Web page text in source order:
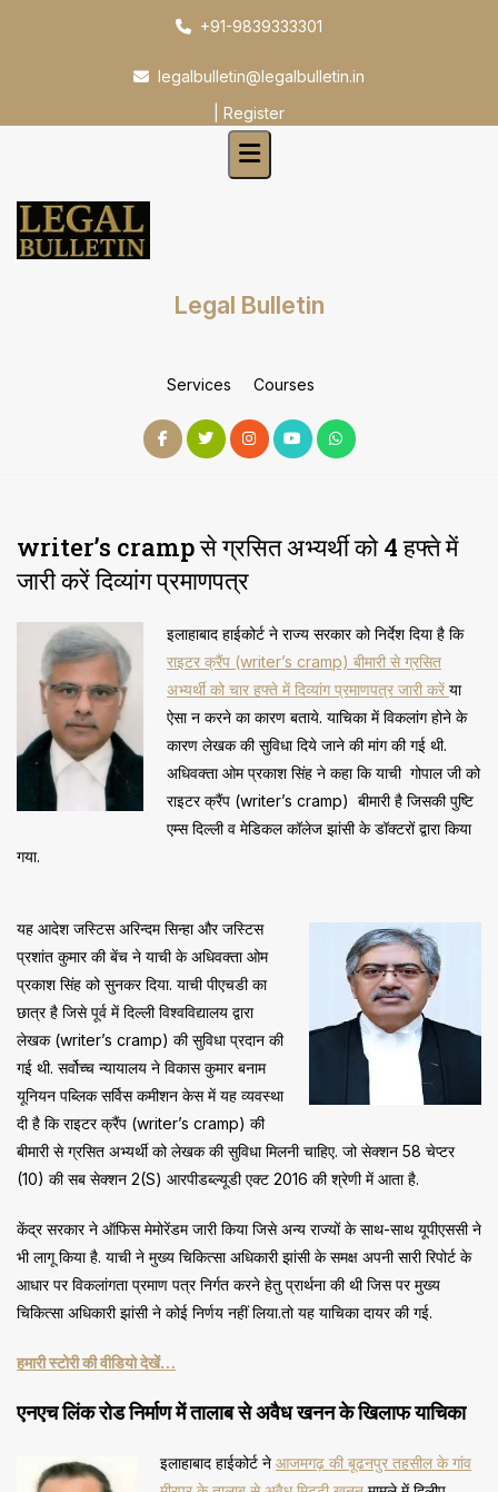
+91-9839333301
legalbulletin@legalbulletin.in
Register
Legal Bulletin
Services Courses
writer’s cramp से ग्रसित अभ्यर्थी को 4 हफ्ते में
जारी करें दिव्यांग प्रमाणपत्र
इलाहाबाद हाईकोर्ट ने राज्य सरकार को निर्देश दिया है कि
राइटर क्रैंप (writer’s cramp) बीमारी से ग्रसित
अभ्यर्थी को चार हफ्ते में दिव्यांग प्रमाणपत्र जारी करें या
ऐसा न करने का कारण बताये. याचिका में विकलांग होने के
कारण लेखक की सुविधा दिये जाने की मांग की गई थी.
अधिवक्ता ओम प्रकाश सिंह ने कहा कि याची गोपाल जी को
राइटर क्रैंप (writer’s cramp) बीमारी है जिसकी पुष्टि
एम्स दिल्ली व मेडिकल कॉलेज झांसी के डॉक्टरों द्वारा किया
गया.
यह आदेश जस्टिस अरिन्दम सिन्हा और जस्टिस
प्रशांत कुमार की बेंच ने याची के अधिवक्ता ओम
प्रकाश सिंह को सुनकर दिया. याची पीएचडी का
छात्र है जिसे पूर्व में दिल्ली विश्वविद्यालय द्वारा
लेखक (writer’s cramp) की सुविधा प्रदान की
गई थी. सर्वोच्च न्यायालय ने विकास कुमार बनाम
यूनियन पब्लिक सर्विस कमीशन केस में यह व्यवस्था
दी है कि राइटर क्रैंप (writer’s cramp) की
बीमारी से ग्रसित अभ्यर्थी को लेखक की सुविधा मिलनी चाहिए. जो सेक्शन 58 चेप्टर
(10) की सब सेक्शन 2(S) आरपीडब्ल्यूडी एक्ट 2016 की श्रेणी में आता है.
केंद्र सरकार ने ऑफिस मेमोरेंडम जारी किया जिसे अन्य राज्यों के साथ-साथ यूपीएससी ने
भी लागू किया है. याची ने मुख्य चिकित्सा अधिकारी झांसी के समक्ष अपनी सारी रिपोर्ट के
आधार पर विकलांगता प्रमाण पत्र निर्गत करने हेतु प्रार्थना की थी जिस पर मुख्य
चिकित्सा अधिकारी झांसी ने कोई निर्णय नहीं लिया.तो यह याचिका दायर की गई.
हमारी स्टोरी की वीडियो देखें…
एनएच लिंक रोड निर्माण में तालाब से अवैध खनन के खिलाफ याचिका
इलाहाबाद हाईकोर्ट ने आजमगढ़ की बूढनपुर तहसील के गांव